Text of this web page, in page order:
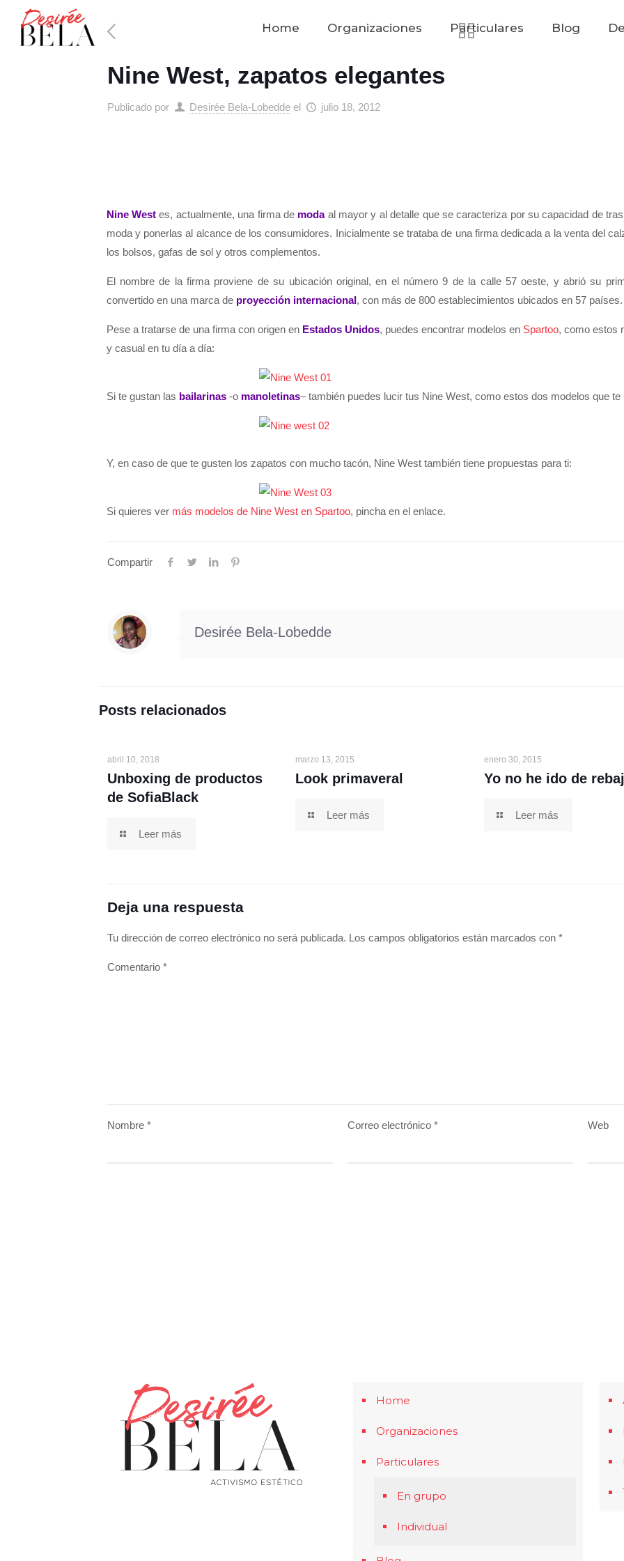
Home Organizaciones Particulares Blog
Nine West, zapatos elegantes
Publicado por Desirée Bela-Lobedde el julio 18, 2012
Nine West es, actualmente, una firma de modaal mayor y al detalle que se caracteriza por su capacidad de
moda y ponerlas al alcance de los consumidores. Inicialmente se trataba de una firma dedicada a la venta del
los bolsos, gafas de sol y otros complementos.
El nombre de la firma proviene de su ubicación original, en el número 9 de la calle 57 oeste, y abrió su
convertido en una marca de proyección internacional, con más de 800 establecimientos ubicados en 57 países.
Pese a tratarse de una firma con origen en Estados Unidos, puedes encontrar modelos en Spartoo, como estos
y casual en tu día a día:
Si te gustan las bailarinas-o manoletinas– también puedes lucir tus Nine West, como estos dos modelos que te
Y, en caso de que te gusten los zapatos con mucho tacón, Nine West también tiene propuestas para ti:
Si quieres ver más modelos de Nine West en Spartoo, pincha en el enlace.
Compartir
Desirée Bela-Lobedde
Posts relacionados
abril 10, 2018
Unboxing de productos
de SofiaBlack
Leer más
marzo 13, 2015
Look primaveral
Leer más
enero 30, 2015
Yo no he ido de
Leer más
Deja una respuesta
Tu dirección de correo electrónico no será publicada. Los campos obligatorios están marcados con *
Comentario *
Nombre * Correo electrónico * Web
Home
Organizaciones
Particulares
En grupo
Individual